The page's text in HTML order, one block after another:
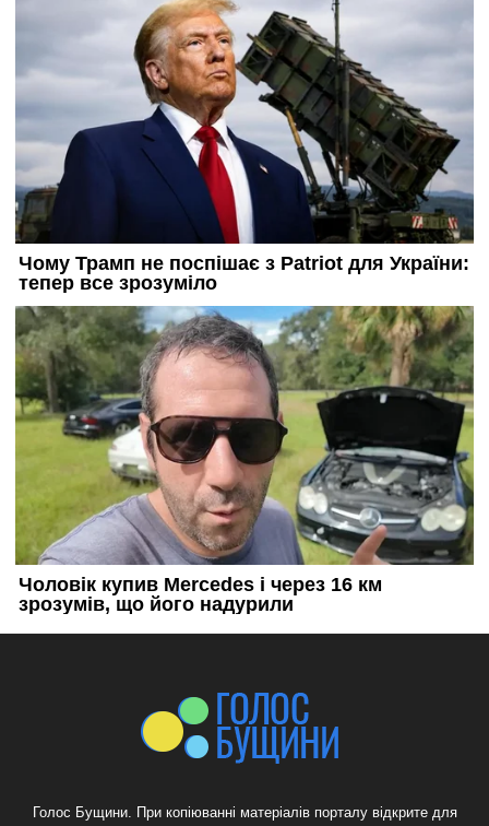
Голос Бущини. При копіюванні матеріалів порталу відкрите для